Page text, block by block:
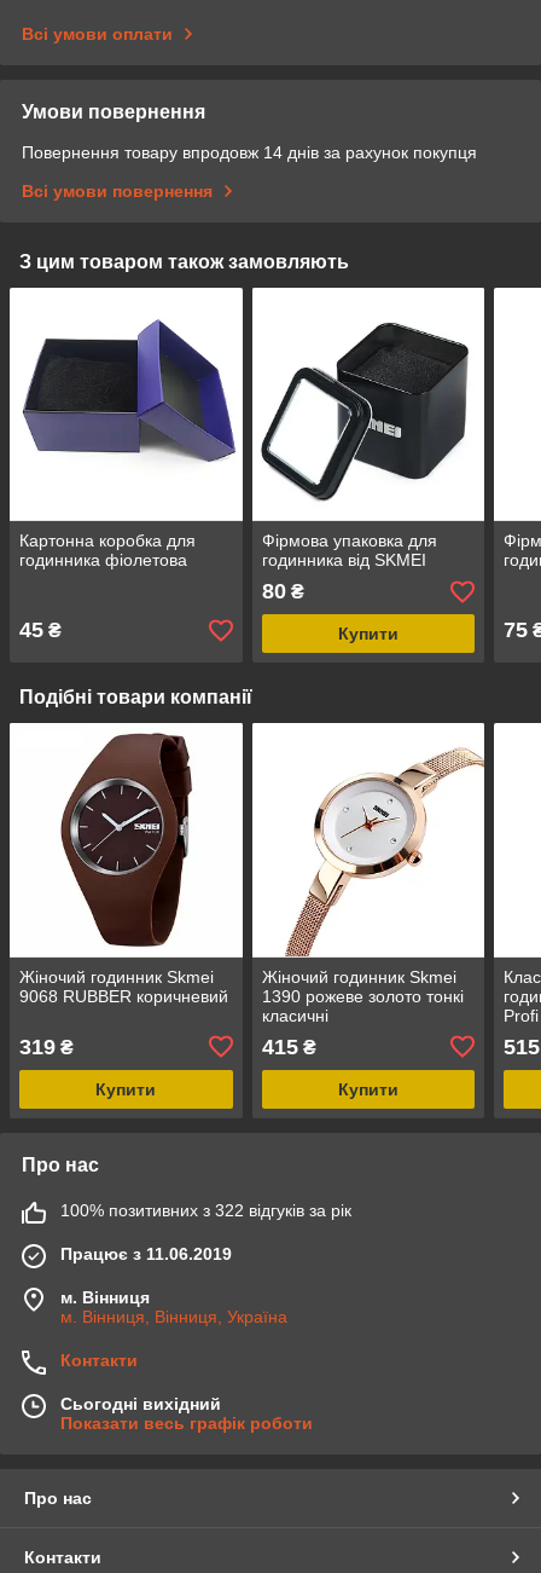
Всі умови оплати
Умови повернення
Повернення товару впродовж 14 днів за рахунок покупця
Всі умови повернення
З цим товаром також замовляють
Картонна коробка для
годинника фіолетова
45 ₴
Фірмова упаковка для
годинника від SKMEI
80₴
Купити 75
Подібні товари компанії
Жіночий годинник Skmei
9068 RUBBER коричневий
319 ₴
Купити
Жіночий годинник Skmei
1390 рожеве золото тонкі
класичні
415₴
Купити
Profi
515
Про нас
100% позитивних з 322 відгуків за рік
Працює з 11.06.2019
м. Вінниця
м. Вінниця, Вінниця, Україна
Контакти
Сьогодні вихідний
Показати весь графік роботи
Про нас
Контакти